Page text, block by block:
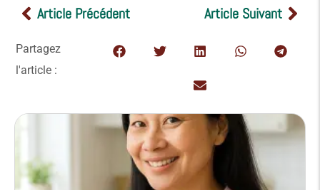
Article Précédent Article Suivant
Partagez
l'article :